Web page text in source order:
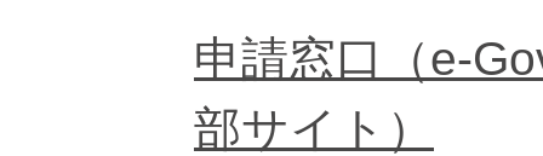
申請窓口（e-
部サイト）